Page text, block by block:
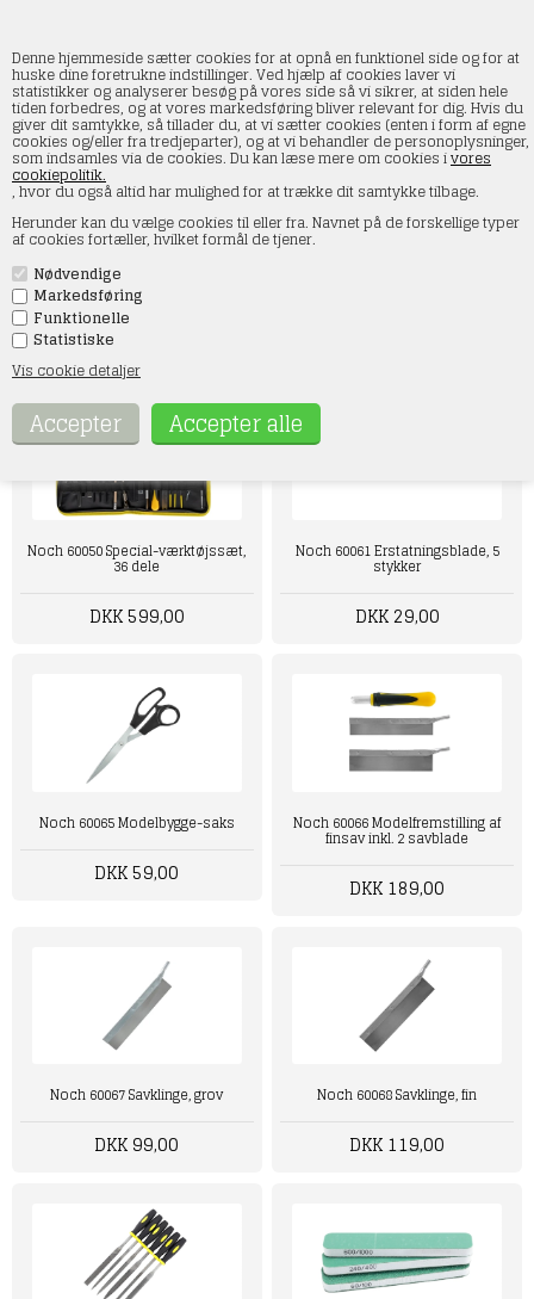
Denne hjemmeside sætter cookies for at opnå en funktionel side og for at
huske dine foretrukne indstillinger. Ved hjælp af cookies laver vi
statistikker og analyserer besøg på vores side så vi sikrer, at siden hele
tiden forbedres, og at vores markedsføring bliver relevant for dig. Hvis du
giver dit samtykke, så tillader du, at vi sætter cookies (enten i form af egne
cookies og/eller fra tredjeparter), og at vi behandler de personoplysninger,
som indsamles via de cookies. Du kan læse mere om cookies ivores
cookiepolitik.
, hvor du også altid har mulighed for at trække dit samtykke tilbage.
Herunder kan du vælge cookies til eller fra. Navnet på de forskellige typer
af cookies fortæller, hvilket formål de tjener.
Nødvendige
Markedsføring
Funktionelle
Statistiske
Vis cookie detaljer
Noch
Forside»Værktøj m.m»Noch
Opdag vores 'Noch' kategori, hvor du finder et nøje udvalgt
sortiment af værktøjer og tilbehør til dit værksted eller
hobbyprojekt. Her tilbyder vi alt fra præcise filer og pincetter til
med låg er ideelle til opbevaring, mens pipetter og klemmer giver
dig præcision og kontrol i dit arbejde. Uanset dit projekt, har vi
de nødvendige værktøjer til at hjælpe dig med at opnå de bedste
resultater. Shop nu og oplev kvalitet og funktionalitet med 'Noch'.
Noch 60050 Special-værktøjssæt,
36 dele
DKK 599,00
Noch 60061 Erstatningsblade, 5
stykker
DKK 29,00
Noch 60065 Modelbygge-saks
DKK 59,00
Noch 60066 Modelfremstilling af
finsav inkl. 2 savblade
DKK 189,00
Noch 60067 Savklinge, grov
DKK 99,00
Noch 60068 Savklinge, fin
DKK 119,00